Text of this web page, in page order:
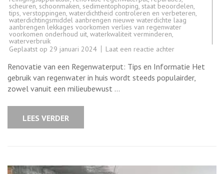
scheuren, schoonmaken, sedimentophoping, staat beoordelen,
tips, verstoppingen, waterdichtheid controleren en verbeteren,
waterdichtingsmiddel aanbrengen nieuwe waterdichte laag
aanbrengen lekkages voorkomen verlies van regenwater
voorkomen onderhoud uit, waterkwaliteit verminderen,
waterverbruik
Geplaatst op 29 januari 2024 Laat een reactie achterop
Advies
voor
de
Renovatie van een Regenwaterput: Tips en Informatie Het
gebruik van regenwater in huis wordt steeds populairder,
zowel vanuit een milieubewust …
LEES VERDER